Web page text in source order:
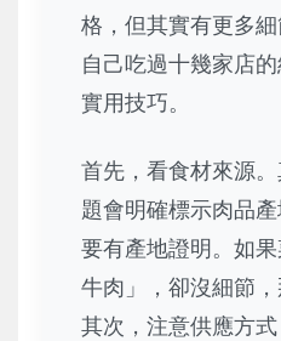
格，但其實有更多
自己吃過十幾家店
實用技巧。
首先，看食材來源
題會明確標示肉品
要有產地證明。如
牛肉」，卻沒細節，
其次，注意供應方